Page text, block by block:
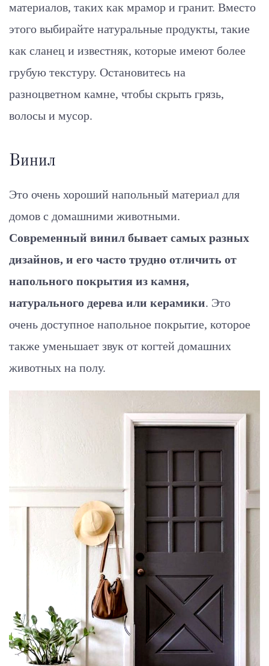
материалов, таких как мрамор и гранит. Вместо
этого выбирайте натуральные продукты, такие
как сланец и известняк, которые имеют более
грубую текстуру. Остановитесь на
разноцветном камне, чтобы скрыть грязь,
волосы и мусор.
Винил
Это очень хороший напольный материал для
домов с домашними животными.
Современный винил бывает самых разных
дизайнов, и его часто трудно отличить от
напольного покрытия из камня,
натурального дерева или керамики. Это
очень доступное напольное покрытие, которое
также уменьшает звук от когтей домашних
животных на полу.